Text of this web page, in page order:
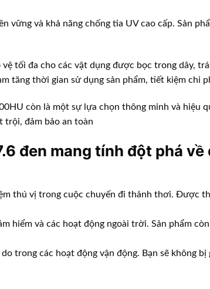
vững và khả năng chống tia UV cao cấp. Sản
tối đa cho các vật dụng được bọc trong dây,
tăng thời gian sử dụng sản phẩm, tiết kiệm chi
còn là một sự lựa chọn thông minh và hiệu
đảm bảo an toàn
đen mang tính đột phá
thú vị trong cuộc chuyến đi thảnh thơi. Được
hiểm và các hoạt động ngoài trời. Sản phẩm
trong các hoạt động vận động. Bạn sẽ không